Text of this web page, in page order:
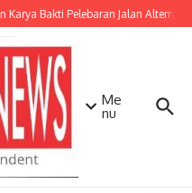
Bakti Pelebaran Jalan
Me
nu